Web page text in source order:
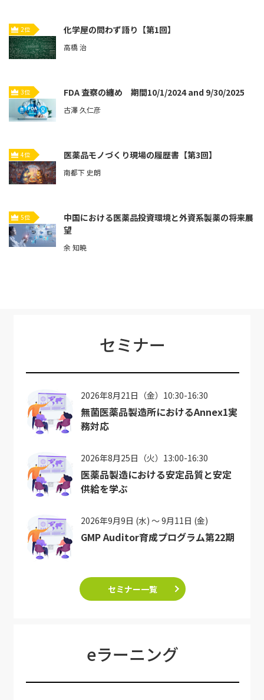
2位 化学屋の問わず語り【第1回】
高橋 治
3位 FDA 査察の纏め 期間10/1/2024 and 9/30/2025
古澤 久仁彦
4位 医薬品モノづくり現場の履歴書【第3回】
南都下 史朗
5位
中国における医薬品投資環境と外資系製薬の将来展
望
余 知暁
セミナー
2026年8月21日（金）10:30-16:30
無菌医薬品製造所におけるAnnex1実
務対応
2026年8月25日（火）13:00-16:30
医薬品製造における安定品質と安定
供給を学ぶ
2026年9月9日 (水) ～ 9月11日 (金)
GMP Auditor育成プログラム第22期
セミナー一覧
eラーニング